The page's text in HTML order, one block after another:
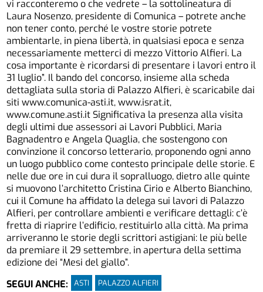
vi racconteremo o che vedrete – la sottolineatura di
Laura Nosenzo, presidente di Comunica – potrete anche
non tener conto, perché le vostre storie potrete
ambientarle, in piena libertà, in qualsiasi epoca e senza
necessariamente metterci di mezzo Vittorio Alfieri. La
cosa importante è ricordarsi di presentare i lavori entro il
31 luglio”. Il bando del concorso, insieme alla scheda
dettagliata sulla storia di Palazzo Alfieri, è scaricabile dai
siti www.comunica-asti.it, www.israt.it,
www.comune.asti.it Significativa la presenza alla visita
degli ultimi due assessori ai Lavori Pubblici, Maria
Bagnadentro e Angela Quaglia, che sostengono con
convinzione il concorso letterario, proponendo ogni anno
un luogo pubblico come contesto principale delle storie. E
nelle due ore in cui dura il sopralluogo, dietro alle quinte
si muovono l’architetto Cristina Cirio e Alberto Bianchino,
cui il Comune ha affidato la delega sui lavori di Palazzo
Alfieri, per controllare ambienti e verificare dettagli: c’è
fretta di riaprire l’edificio, restituirlo alla città. Ma prima
arriveranno le storie degli scrittori astigiani: le più belle
da premiare il 29 settembre, in apertura della settima
edizione dei “Mesi del giallo”.
SEGUI ANCHE:
ASTI PALAZZO ALFIERI